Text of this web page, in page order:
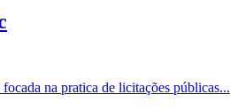
na pratica de licitações públicas...